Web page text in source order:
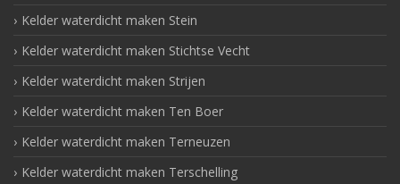
Kelder waterdicht maken Stein
Kelder waterdicht maken Stichtse Vecht
Kelder waterdicht maken Strijen
Kelder waterdicht maken Ten Boer
Kelder waterdicht maken Terneuzen
Kelder waterdicht maken Terschelling